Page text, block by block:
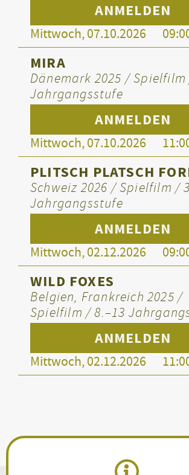
ANMELDEN
Mittwoch, 07.10.2026
MIRA
Dänemark 2025 / Spielfilm
Jahrgangsstufe
ANMELDEN
Mittwoch, 07.10.2026
PLITSCH PLATSCH
Schweiz 2026 / Spielfilm /
Jahrgangsstufe
ANMELDEN
Mittwoch, 02.12.2026
WILD FOXES
Belgien, Frankreich 2025 /
Spielfilm / 8.–13
ANMELDEN
Mittwoch, 02.12.2026